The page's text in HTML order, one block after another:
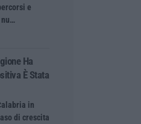
e
nu…
Ha
È Stata
in
di crescita